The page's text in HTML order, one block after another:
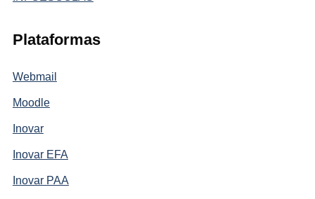
Plataformas
Webmail
Moodle
Inovar
Inovar EFA
Inovar PAA